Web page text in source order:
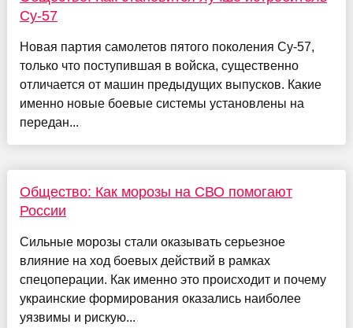
Су-57
Новая партия самолетов пятого поколения Су-57,
только что поступившая в войска, существенно
отличается от машин предыдущих выпусков. Какие
именно новые боевые системы установлены на
передан...
Общество: Как морозы на СВО помогают
России
Сильные морозы стали оказывать серьезное
влияние на ход боевых действий в рамках
спецоперации. Как именно это происходит и почему
украинские формирования оказались наиболее
уязвимы и рискую...